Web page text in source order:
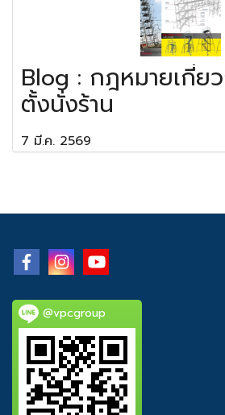
Blog : กฎหมายเกี่ย
ตั้งนั่งร้าน
7 มี.ค. 2569
@vpcgroup